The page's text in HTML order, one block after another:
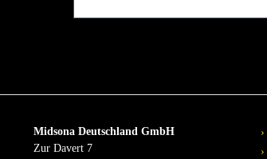
Midsona Deutschland GmbH
Zur Davert 7